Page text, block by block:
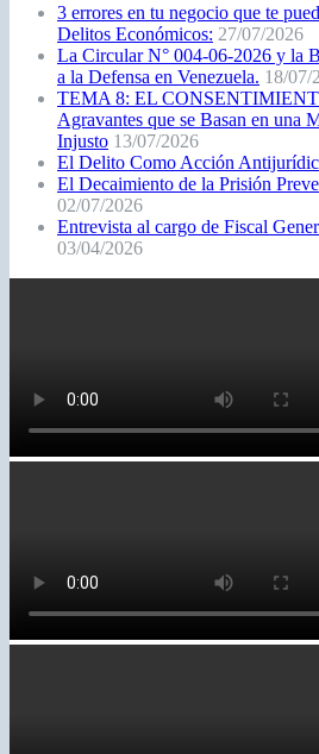
3 errores en tu negocio que te
Delitos Económicos: 27/07/2026
La Circular N° 004-06-2026 y la
a la Defensa en Venezuela. 18/07/
TEMA 8: EL
Agravantes que se Basan en una
Injusto 13/07/2026
El Delito Como Acción
El Decaimiento de la Prisión
02/07/2026
Entrevista al cargo de Fiscal
03/04/2026